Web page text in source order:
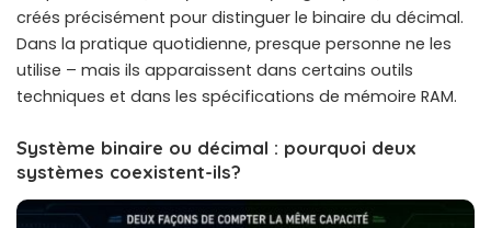
créés précisément pour distinguer le binaire du décimal.
Dans la pratique quotidienne, presque personne ne les
utilise – mais ils apparaissent dans certains outils
techniques et dans les spécifications de mémoire RAM.
Système binaire ou décimal : pourquoi deux
systèmes coexistent-ils?